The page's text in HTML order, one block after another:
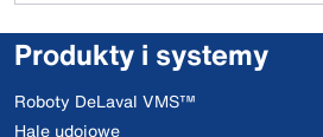
Produkty i systemy
Roboty DeLaval VMS™
Hale udojowe